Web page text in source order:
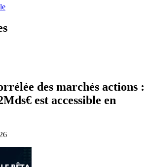
des marchés actions :
est accessible en